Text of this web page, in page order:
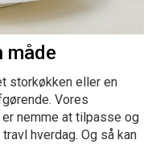
måde
storkøkken eller en
Vores
nemme at tilpasse og
hverdag. Og så kan